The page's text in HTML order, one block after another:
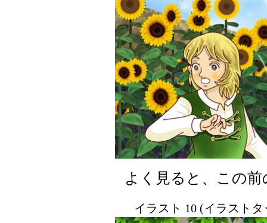
よく見ると、この前
イラスト 10 (イラスト